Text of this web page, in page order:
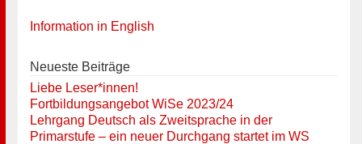
Information in English
Neueste Beiträge
Liebe Leser*innen!
Fortbildungsangebot WiSe 2023/24
Lehrgang Deutsch als Zweitsprache in der
Primarstufe – ein neuer Durchgang startet im WS